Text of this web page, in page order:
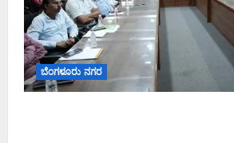
ಬೆಂಗಳೂರು ನಗರ